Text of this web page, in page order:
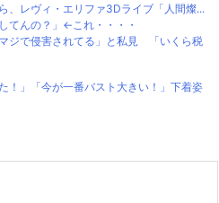
、レヴィ・エリファ3Dライブ「人間燦...
てんの？」←これ・・・・
ジで侵害されてる」と私見 「いくら税
！」「今が一番バスト大きい！」下着姿